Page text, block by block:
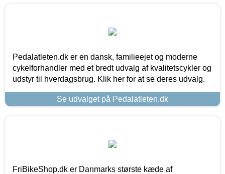
Pedalatleten.dk er en dansk, familieejet og moderne
cykelforhandler med et bredt udvalg af kvalitetscykler og
udstyr til hverdagsbrug. Klik her for at se deres udvalg.
Se udvalget på Pedalatleten.dk
FriBikeShop.dk er Danmarks største kæde af